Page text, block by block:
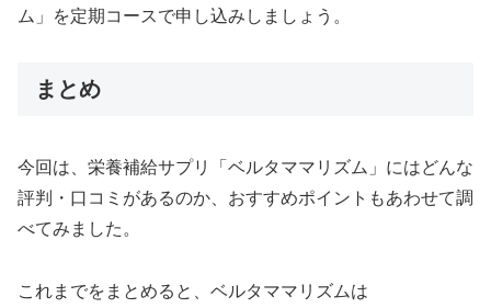
ム」を定期コースで申し込みしましょう。
まとめ
今回は、栄養補給サプリ「ベルタママリズム」にはどんな
評判・口コミがあるのか、おすすめポイントもあわせて調
べてみました。
これまでをまとめると、ベルタママリズムは